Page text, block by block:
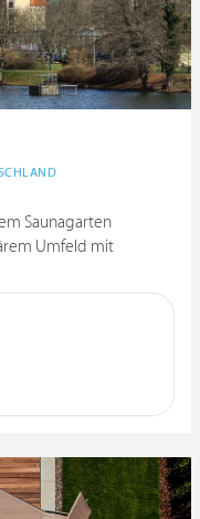
Saunagarten
Umfeld mit